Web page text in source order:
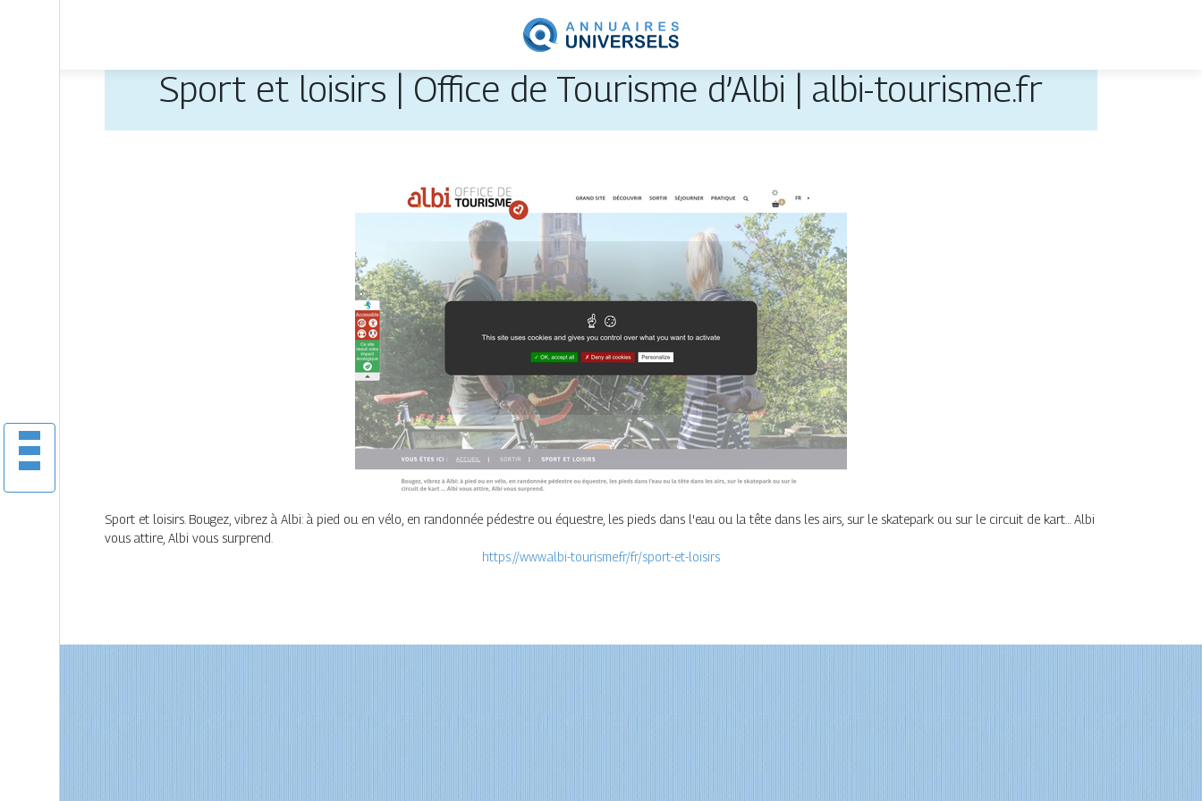
Sport et loisirs | Office de Tourisme d’Albi | albi-tourisme.fr
Sport et loisirs. Bougez, vibrez à Albi: à pied ou en vélo, en randonnée pédestre ou équestre, les pieds dans l'eau ou la tête dans les airs, sur le skatepark ou sur le circuit de kart… Albi
vous attire, Albi vous surprend.
https://www.albi-tourisme.fr/fr/sport-et-loisirs